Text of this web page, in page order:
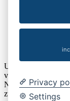
St. Gallen
Um unsere
verbessern zu
Nutzung der
zu. Details finden
Privacy
Settings